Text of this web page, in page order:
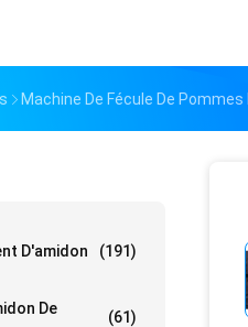
Machine De Fécule De Pommes
D'amidon
(191)
De
(61)